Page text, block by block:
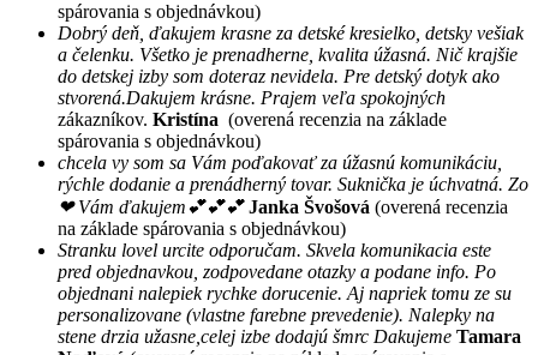
spárovania s objednávkou)
Dobrý deň, ďakujem krasne za detské kresielko, detsky vešiak
a čelenku. Všetko je prenadherne, kvalita úžasná. Nič krajšie
do detskej izby som doteraz nevidela. Pre detský dotyk ako
stvorená.Dakujem krásne. Prajem veľa spokojných
zákazníkov. Kristína (overená recenzia na základe
spárovania s objednávkou)
chcela vy som sa Vám poďakovať za úžasnú komunikáciu,
rýchle dodanie a prenádherný tovar. Suknička je úchvatná. Zo
❤ Vám ďakujem💕💕💕 Janka Švošová (overená recenzia
na základe spárovania s objednávkou)
Stranku lovel urcite odporučam. Skvela komunikacia este
pred objednavkou, zodpovedane otazky a podane info. Po
objednani nalepiek rychke dorucenie. Aj napriek tomu ze su
personalizovane (vlastne farebne prevedenie). Nalepky na
stene drzia užasne,celej izbe dodajú šmrc Dakujeme Tamara